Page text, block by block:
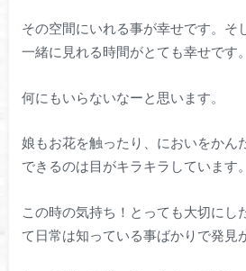
その空間にいれる事が幸せです。そ
一緒に見れる時間がとても幸せです。
何にもいらないなーと思います。
娘もお花を触ったり、においをかん
できるのは目がキラキラしています。
この時の気持ち！とっても大切にし
て日常は知っている事ばかりで発見